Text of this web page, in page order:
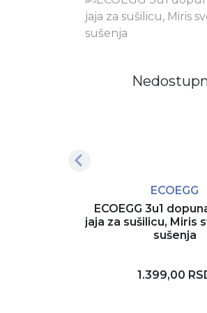
ECOEGG
ECOEGG 3u1
jaja za sušilicu, Miris
sušenja
1.399,00